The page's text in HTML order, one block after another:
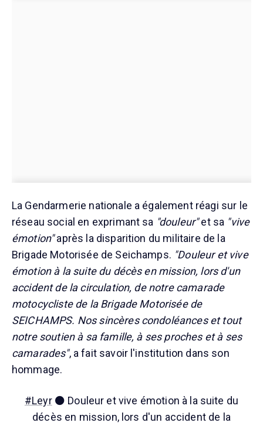
La Gendarmerie nationale a également réagi sur le
réseau social en exprimant sa "douleur"et sa "vive
émotion"après la disparition du militaire de la
Brigade Motorisée de Seichamps. "Douleur et vive
émotion à la suite du décès en mission, lors d'un
accident de la circulation, de notre camarade
motocycliste de la Brigade Motorisée de
SEICHAMPS. Nos sincères condoléances et tout
notre soutien à sa famille, à ses proches et à ses
camarades", a fait savoir l'institution dans son
hommage.
#Leyr⚫️ Douleur et vive émotion à la suite du
décès en mission, lors d'un accident de la